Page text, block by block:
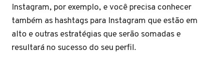
Instagram, por exemplo, e você precisa conhecer
também as hashtags para Instagram que estão em
alto e outras estratégias que serão somadas e
resultará no sucesso do seu perfil.